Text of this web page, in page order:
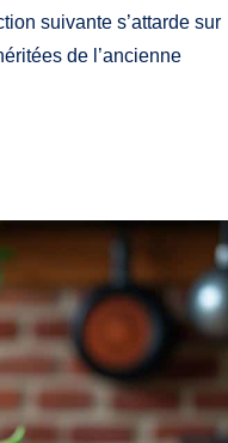
suivante s’attarde sur
de l’ancienne